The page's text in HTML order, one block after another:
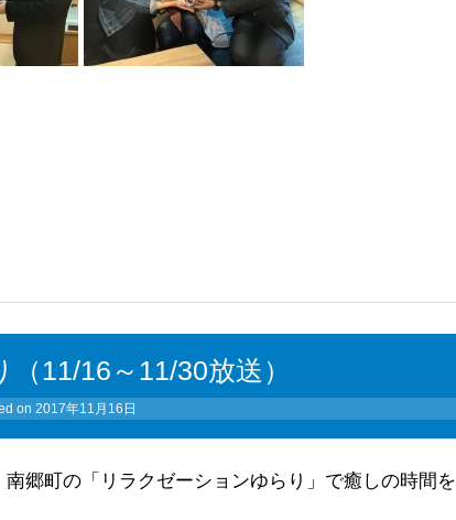
11/16～11/30放送）
on 2017年11月16日
郷町の「リラクゼーションゆらり」で癒しの時間を